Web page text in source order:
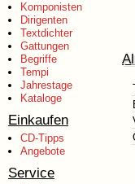
Komponisten
Dirigenten
Textdichter
Gattungen
Begriffe
Tempi
Jahrestage
Kataloge
Einkaufen
CD-Tipps
Angebote
Service